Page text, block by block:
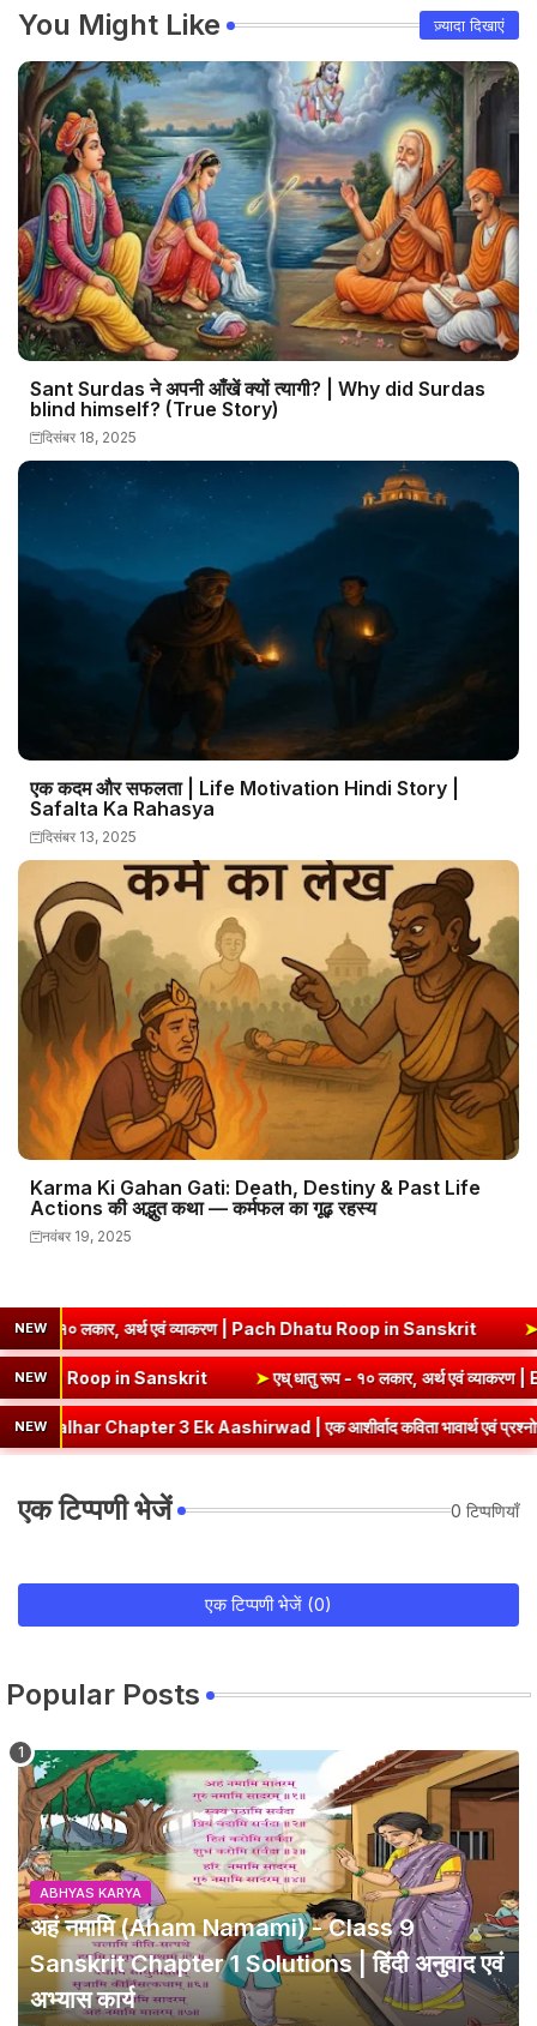
You Might Like ज़्यादा दिखाएं
Sant Surdas ने अपनी आँखें क्यों त्यागी? | Why did Surdas
blind himself? (True Story)
दिसंबर 18, 2025
एक कदम और सफलता | Life Motivation Hindi Story |
Safalta Ka Rahasya
दिसंबर 13, 2025
Karma Ki Gahan Gati: Death, Destiny & Past Life
Actions की अद्भुत कथा — कर्मफल का गूढ़ रहस्य
नवंबर 19, 2025
NEWअर्थ एवं व्याकरण | Pach Dhatu Roop in Sanskrit ➤हृ धातु रूप
NEW
व्याकरण | Sev Dhatu Roop in Sanskrit ➤एध् धातु रूप - १० लकार,
NEW3 Ek Aashirwad | एक आशीर्वाद कविता भावार्थ एवं प्रश्नोत्तर ➤
एक टिप्पणी भेजें 0 टिप्पणियाँ
एक टिप्पणी भेजें (0)
Popular Posts
ABHYAS KARYA
अहं नमामि (Aham Namami) - Class 9
Sanskrit Chapter 1 Solutions | हिंदी अनुवाद एवं
अभ्यास कार्य